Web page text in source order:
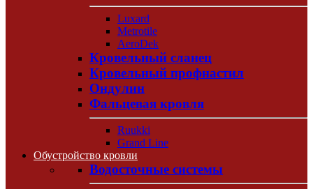
Luxard
Metrotile
AeroDek
Кровельный сланец
Кровельный профнастил
Ондулин
Фальцевая кровля
Ruukki
Grand Line
Обустройство кровли
Водосточные системы